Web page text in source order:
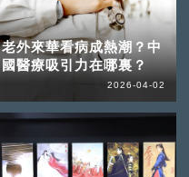
老外來華看病成熱潮？中
國醫療吸引力在哪裏？
2026-04-02